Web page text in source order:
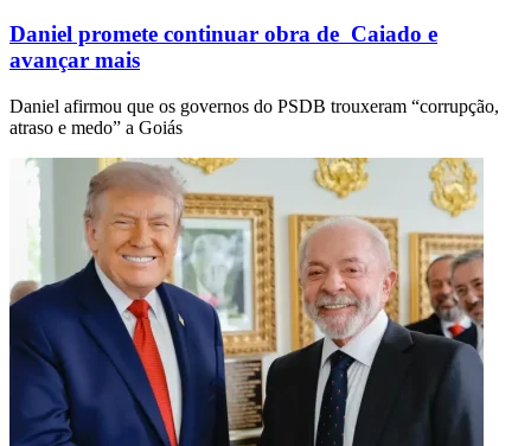
Daniel promete continuar obra de Caiado e
avançar mais
Daniel afirmou que os governos do PSDB trouxeram “corrupção,
atraso e medo” a Goiás